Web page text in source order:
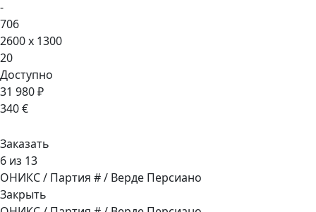
-
706
2600 x 1300
20
Доступно
31 980 ₽
340 €
Заказать
6 из 13
ОНИКС / Партия # / Верде Персиано
Закрыть